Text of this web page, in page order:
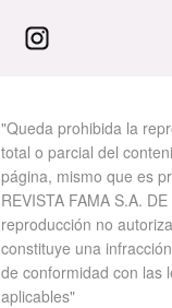
"Queda prohibida la
total o parcial del
página, mismo que es
REVISTA FAMA S.A.
reproducción no
constituye una
de conformidad con las
aplicables"